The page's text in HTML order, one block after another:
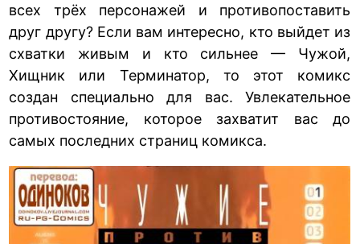
всех трёх персонажей и противопоставить
друг другу? Если вам интересно, кто выйдет из
схватки живым и кто сильнее — Чужой,
Хищник или Терминатор, то этот комикс
создан специально для вас. Увлекательное
противостояние, которое захватит вас до
самых последних страниц комикса.